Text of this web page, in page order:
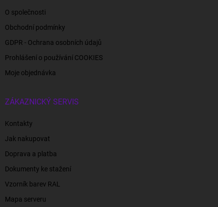
O společnosti
Obchodní podmínky
GDPR - Ochrana osobních údajů
Prohlášení o používání COOKIES
Moje objednávka
ZÁKAZNICKÝ SERVIS
Kontakty
Jak nakupovat
Doprava a platba
Dokumenty ke stažení
Vzorník barev RAL
Mapa serveru